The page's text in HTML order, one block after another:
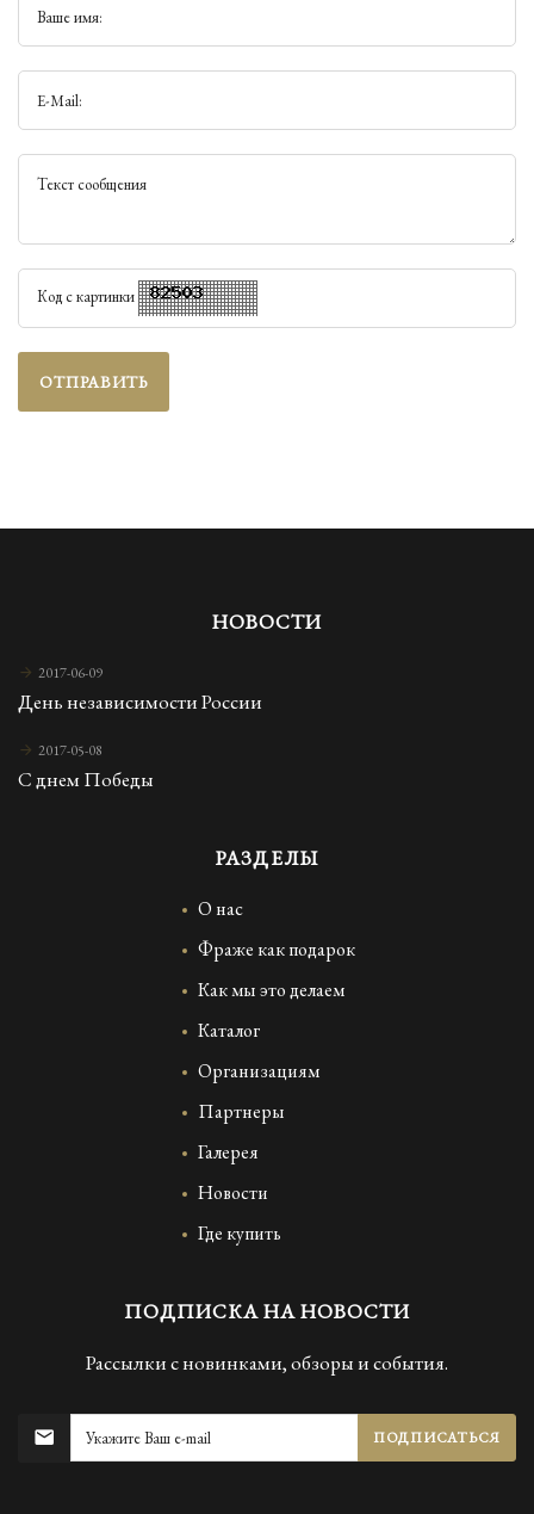
Ваше имя:
E-Mail:
Текст сообщения
Код с картинки
ОТПРАВИТЬ
НОВОСТИ
2017-06-09
День независимости России
2017-05-08
С днем Победы
РАЗДЕЛЫ
О нас
Фраже как подарок
Как мы это делаем
Каталог
Организациям
Партнеры
Галерея
Новости
Где купить
ПОДПИСКА НА НОВОСТИ
Рассылки с новинками, обзоры и события.
ПОДПИСАТЬСЯ